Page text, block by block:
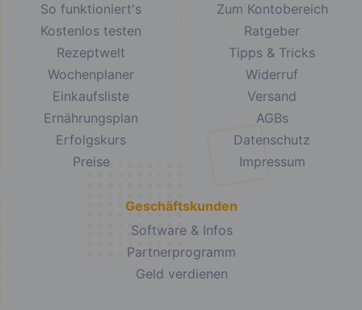
So funktioniert's
Kostenlos testen
Rezeptwelt
Wochenplaner
Einkaufsliste
Ernährungsplan
Erfolgskurs
Preise
Zum Kontobereich
Ratgeber
Tipps & Tricks
Widerruf
Versand
AGBs
Datenschutz
Impressum
Geschäftskunden
Software & Infos
Partnerprogramm
Geld verdienen